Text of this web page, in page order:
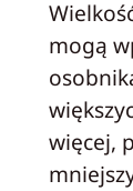
mogą
więcej,